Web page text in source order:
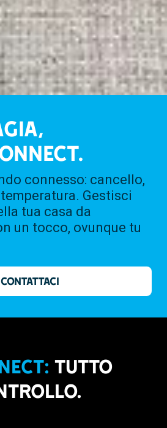
connesso: cancello,
Gestisci
tua casa da
un tocco, ovunque tu
CONTATTACI
TUTTO